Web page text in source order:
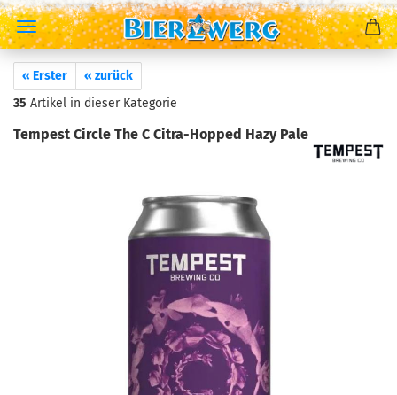
« Erster
« zurück
35 Artikel in dieser Kategorie
Tempest Circle The C Citra-Hopped Hazy Pale